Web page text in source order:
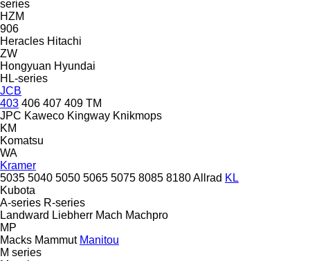
series
HZM
906
Heracles Hitachi
ZW
Hongyuan Hyundai
HL-series
JCB
403 406 407 409 TM
JPC Kaweco Kingway Knikmops
KM
Komatsu
WA
Kramer
5035 5040 5050 5065 5075 8085 8180Allrad KL
Kubota
A-series R-series
Landward Liebherr Mach Machpro
MP
Macks Mammut Manitou
M series